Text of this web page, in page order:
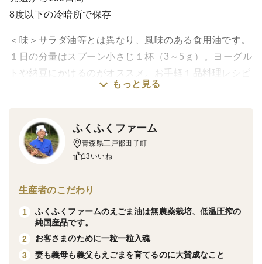
8度以下の冷暗所で保存
＜味＞サラダ油等とは異なり、風味のある食用油です。
１日の分量はスプーン小さじ１杯（3～5ｇ）。ヨーグル
トや納豆にかけるのがオススメ。お手軽１品料理レシピ
もお付けしています！
＜栽培のこだわり＞栽培期間中農薬・化成肥料不使用
。植え付け、収穫、脱穀、天日乾燥も昔ながらの地元で
ました。
＜産地の特徴＞冷涼な山間部なので昔から雑穀は育てら
れてきました。夏冬の寒暖差で糖度や旨味の高いにんに
もっと見る
ふくふくファーム
青森県三戸郡田子町
13いいね
生産者のこだわり
1
ふくふくファームのえごま油は無農薬栽培、低温圧搾の
純国産品です。
2
お客さまのために一粒一粒入魂
3
妻も義母も義父もえごまを育てるのに大賛成なこと